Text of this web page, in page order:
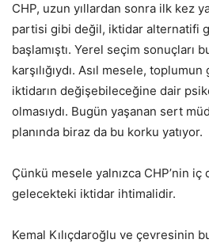
CHP, uzun yıllardan sonra ilk kez
partisi gibi değil, iktidar alternatifi
başlamıştı. Yerel seçim sonuçları
karşılığıydı. Asıl mesele,
iktidarın değişebileceğine dair
olmasıydı. Bugün yaşanan sert
planında biraz da bu korku yatıyor.
Çünkü mesele yalnızca CHP’nin
gelecekteki iktidar ihtimalidir.
Kemal Kılıçdaroğlu ve çevresinin